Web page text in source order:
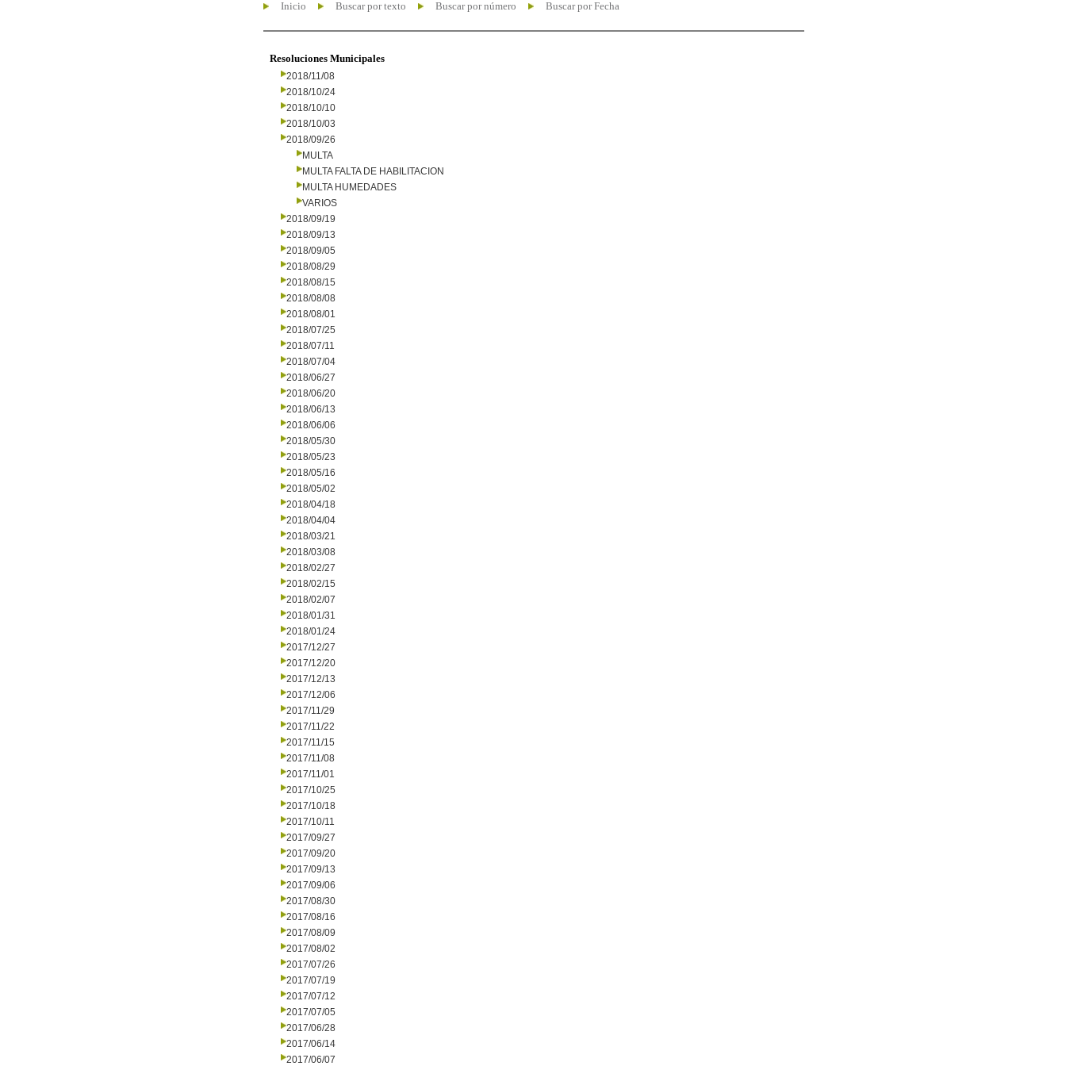
Inicio Buscar por texto Buscar por número Buscar por Fecha
Resoluciones Municipales
2018/11/08
2018/10/24
2018/10/10
2018/10/03
2018/09/26
MULTA
MULTA FALTA DE HABILITACION
MULTA HUMEDADES
VARIOS
2018/09/19
2018/09/13
2018/09/05
2018/08/29
2018/08/15
2018/08/08
2018/08/01
2018/07/25
2018/07/11
2018/07/04
2018/06/27
2018/06/20
2018/06/13
2018/06/06
2018/05/30
2018/05/23
2018/05/16
2018/05/02
2018/04/18
2018/04/04
2018/03/21
2018/03/08
2018/02/27
2018/02/15
2018/02/07
2018/01/31
2018/01/24
2017/12/27
2017/12/20
2017/12/13
2017/12/06
2017/11/29
2017/11/22
2017/11/15
2017/11/08
2017/11/01
2017/10/25
2017/10/18
2017/10/11
2017/09/27
2017/09/20
2017/09/13
2017/09/06
2017/08/30
2017/08/16
2017/08/09
2017/08/02
2017/07/26
2017/07/19
2017/07/12
2017/07/05
2017/06/28
2017/06/14
2017/06/07